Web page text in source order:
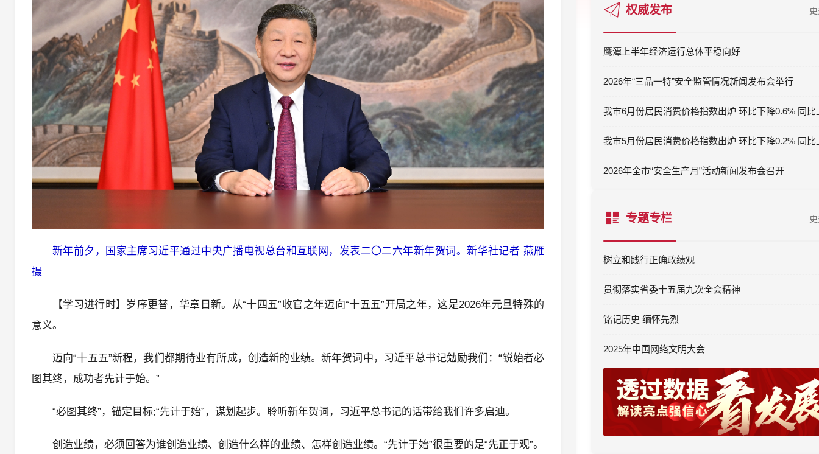
新年前夕，国家主席习近平通过中央广播电视总台和互联网，发表二〇二六年新年贺词。新华社记者 燕雁
摄
【学习进行时】岁序更替，华章日新。从“十四五”收官之年迈向“十五五”开局之年，这是2026年元旦特殊的
意义。
迈向“十五五”新程，我们都期待业有所成，创造新的业绩。新年贺词中，习近平总书记勉励我们：“锐始者必
图其终，成功者先计于始。”
“必图其终”，锚定目标;“先计于始”，谋划起步。聆听新年贺词，习近平总书记的话带给我们许多启迪。
创造业绩，必须回答为谁创造业绩、创造什么样的业绩、怎样创造业绩。“先计于始”很重要的是“先正于观”。
权威发布
鹰潭上半年经济运行总体平稳向好
2026年“三品一特”安全监管情况新闻发布会举行
2026年全市“安全生产月”活动新闻发布会召开
专题专栏
树立和践行正确政绩观
贯彻落实省委十五届九次全会精神
铭记历史 缅怀先烈
2025年中国网络文明大会